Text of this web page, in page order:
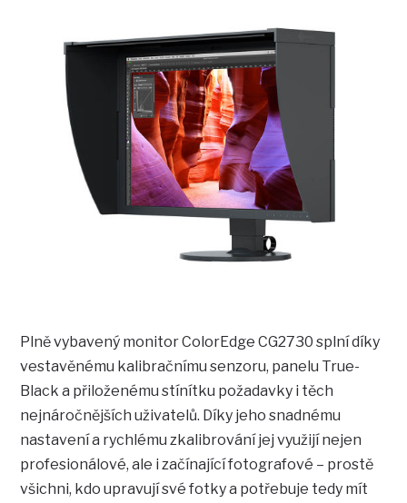
Plně vybavený monitor ColorEdge CG2730 splní díky
vestavěnému kalibračnímu senzoru, panelu True-
Black a přiloženému stínítku požadavky i těch
nejnáročnějších uživatelů. Díky jeho snadnému
nastavení a rychlému zkalibrování jej využijí nejen
profesionálové, ale i začínající fotografové – prostě
všichni, kdo upravují své fotky a potřebuje tedy mít